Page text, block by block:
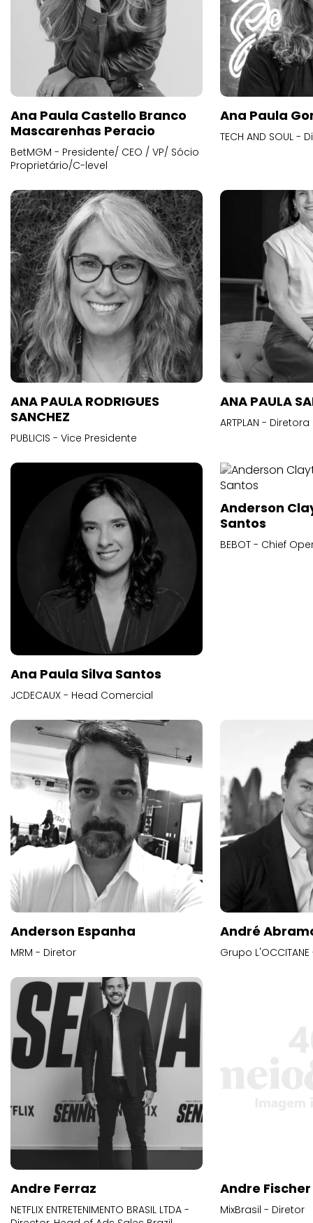
Ana Paula Castello Branco
Mascarenhas Peracio
BetMGM - Presidente/ CEO / VP/ Sócio
Proprietário/C-level
Ana Paula
TECH AND SOUL
ANA PAULA RODRIGUES
SANCHEZ
PUBLICIS - Vice Presidente
ANA PAULA
ARTPLAN -
Ana Paula Silva Santos
JCDECAUX - Head Comercial
Anderson
Santos
BEBOT - Chief
Anderson Espanha
MRM - Diretor
André
Grupo
Andre Ferraz
NETFLIX ENTRETENIMENTO BRASIL LTDA -
Andre Fischer
MixBrasil - Diretor